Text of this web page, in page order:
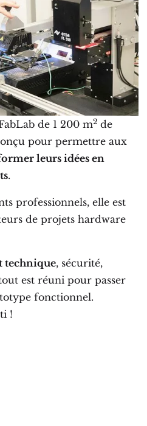
de 1 200 m2 de
pour permettre aux
leurs idées en
.
professionnels, elle est
de projets hardware
technique, sécurité,
est réuni pour passer
fonctionnel.
!